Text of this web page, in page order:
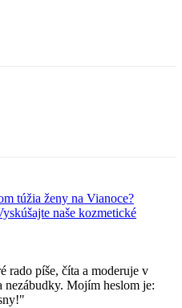
túžia ženy na Vianoce?
naše kozmetické
rado píše, číta a moderuje v
Mojím heslom je: